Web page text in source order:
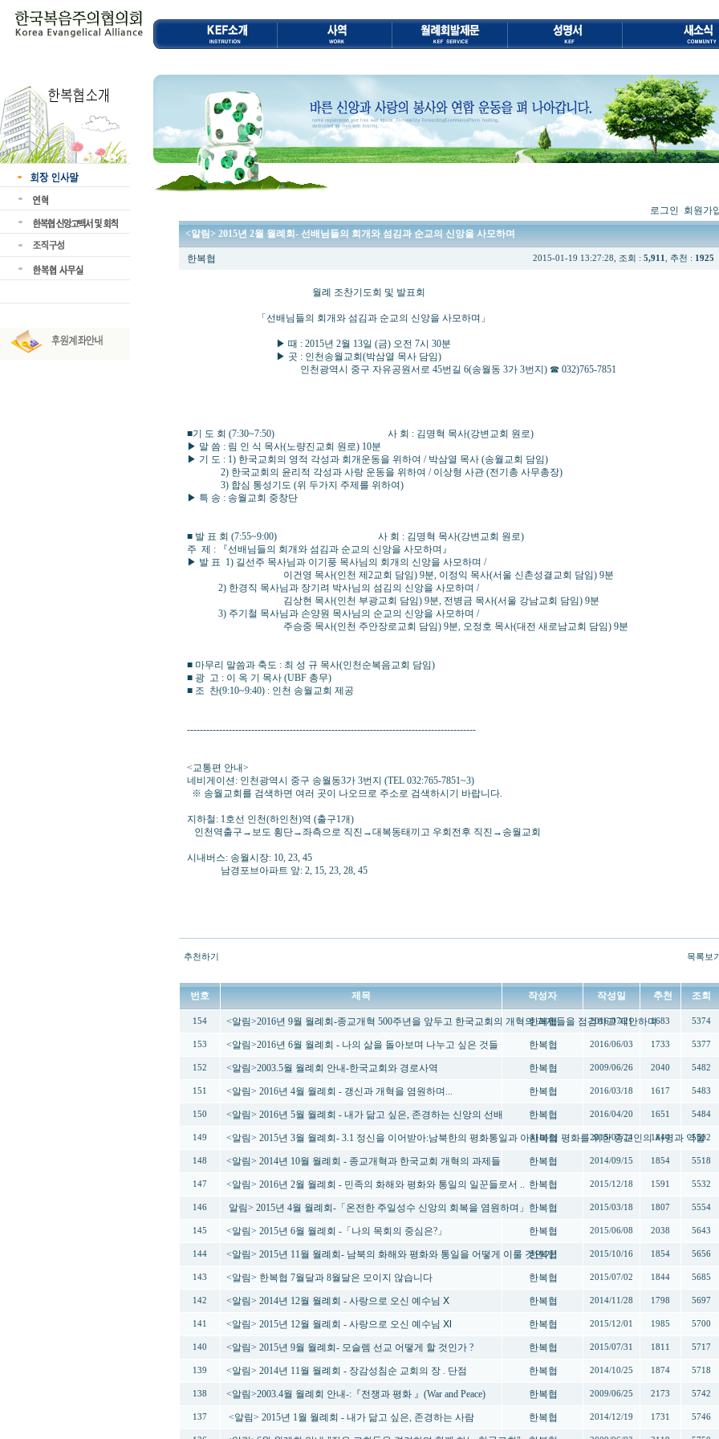
로그인 회원가
<알림> 2015년 2월 월례회- 선배님들의 회개와 섬김과 순교의 신앙을 사모하며
한복협 2015-01-19 13:27:28, 조회 : 5,911 , 추천 : 1925
월례 조찬기도회 및 발표회
「선배님들의 회개와 섬김과 순교의 신앙을 사모하며」
▶ 때 : 2015년 2월 13일 (금) 오전 7시 30분
▶ 곳 : 인천송월교회(박삼열 목사 담임)
인천광역시 중구 자유공원서로 45번길 6(송월동 3가 3번지) ☎ 032)765-7851
■기 도 회 (7:30~7:50) 사 회 : 김명혁 목사(강변교회 원로)
▶ 말 씀 : 림 인 식 목사(노량진교회 원로) 10분
▶ 기 도 : 1) 한국교회의 영적 각성과 회개운동을 위하여 / 박삼열 목사 (송월교회 담임)
2) 한국교회의 윤리적 각성과 사랑 운동을 위하여 / 이상형 사관 (전기총 사무총장)
3) 합심 통성기도 (위 두가지 주제를 위하여)
▶ 특 송 : 송월교회 중창단
■ 발 표 회 (7:55~9:00) 사 회 : 김명혁 목사(강변교회 원로)
주 제 : 『선배님들의 회개와 섬김과 순교의 신앙을 사모하며』
▶ 발 표 1) 길선주 목사님과 이기풍 목사님의 회개의 신앙을 사모하며 /
이건영 목사(인천 제2교회 담임) 9분, 이정익 목사(서울 신촌성결교회 담임) 9분
2) 한경직 목사님과 장기려 박사님의 섬김의 신앙을 사모하며 /
김상현 목사(인천 부광교회 담임) 9분, 전병금 목사(서울 강남교회 담임) 9분
3) 주기철 목사님과 손양원 목사님의 순교의 신앙을 사모하며 /
주승중 목사(인천 주안장로교회 담임) 9분, 오정호 목사(대전 새로남교회 담임) 9분
■ 마무리 말씀과 축도 : 최 성 규 목사(인천순복음교회 담임)
■ 광 고 : 이 옥 기 목사 (UBF 총무)
■ 조 찬(9:10~9:40) : 인천 송월교회 제공
------------------------------------------------------------------------------------------
<교통편 안내>
네비게이션: 인천광역시 중구 송월동3가 3번지 (TEL 032:765-7851~3)
※ 송월교회를 검색하면 여러 곳이 나오므로 주소로 검색하시기 바랍니다.
지하철: 1호선 인천(하인천)역 (출구1개)
인천역출구→보도 횡단→좌측으로 직진→대복동태끼고 우회전후 직진→송월교회
시내버스: 송월시장: 10, 23, 45
남경포브아파트 앞: 2, 15, 23, 28, 45
추천하기 목록보
번호 제목 작성자 작성일 추천 조회
154 <알림>2016년 9월 월례회-종교개혁 500주년을 앞두고 한국교회의 개혁의 과제들을 점검하고 제안하며
한복협 2016/07/21 1683 5374
153 <알림>2016년 6월 월례회 - 나의 삶을 돌아보며 나누고 싶은 것들 한복협 2016/06/03 1733 5377
152 <알림>2003.5월 월례회 안내-한국교회와 경로사역 한복협 2009/06/26 2040 5482
151 <알림> 2016년 4월 월례회 - 갱신과 개혁을 염원하며... 한복협 2016/03/18 1617 5483
150 <알림> 2016년 5월 월례회 - 내가 닮고 싶은, 존경하는 신앙의 선배 한복협 2016/04/20 1651 5484
149 <알림> 2015년 3월 월례회- 3.1 정신을 이어받아:남북한의 평화통일과 아시아의 평화를 위한 종교인의 사명과 역할
한복협 2015/02/24 1844 5502
148 <알림> 2014년 10월 월례회 - 종교개혁과 한국교회 개혁의 과제들 한복협 2014/09/15 1854 5518
147 <알림> 2016년 2월 월례회 - 민족의 화해와 평화와 통일의 일꾼들로서 .. 한복협 2015/12/18 1591 5532
146 알림> 2015년 4월 월례회-「온전한 주일성수 신앙의 회복을 염원하며」 한복협 2015/03/18 1807 5554
145 <알림> 2015년 6월 월례회 -「나의 목회의 중심은?」 한복협 2015/06/08 2038 5643
144 <알림> 2015년 11월 월례회- 남북의 화해와 평화와 통일을 어떻게 이룰 것인가!
한복협 2015/10/16 1854 5656
143 <알림> 한복협 7월달과 8월달은 모이지 않습니다 한복협 2015/07/02 1844 5685
142 <알림> 2014년 12월 월례회 - 사랑으로 오신 예수님 Ⅹ 한복협 2014/11/28 1798 5697
141 <알림> 2015년 12월 월례회 - 사랑으로 오신 예수님 Ⅺ 한복협 2015/12/01 1985 5700
140 <알림> 2015년 9월 월례회- 모슬렘 선교 어떻게 할 것인가 ? 한복협 2015/07/31 1811 5717
139 <알림> 2014년 11월 월례회 - 장감성침순 교회의 장 . 단점 한복협 2014/10/25 1874 5718
138 <알림>2003.4월 월례회 안내-:『전쟁과 평화 』(War and Peace) 한복협 2009/06/25 2173 5742
137 <알림> 2015년 1월 월례회 - 내가 닮고 싶은, 존경하는 사람 한복협 2014/12/19 1731 5746